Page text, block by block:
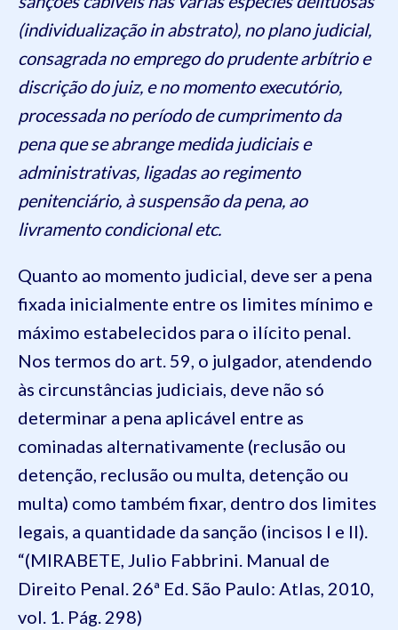
(individualização in abstrato), no plano judicial,
consagrada no emprego do prudente arbítrio e
discrição do juiz, e no momento executório,
processada no período de cumprimento da
pena que se abrange medida judiciais e
administrativas, ligadas ao regimento
penitenciário, à suspensão da pena, ao
livramento condicional etc.
Quanto ao momento judicial, deve ser a pena
fixada inicialmente entre os limites mínimo e
máximo estabelecidos para o ilícito penal.
Nos termos do art. 59, o julgador, atendendo
às circunstâncias judiciais, deve não só
determinar a pena aplicável entre as
cominadas alternativamente (reclusão ou
detenção, reclusão ou multa, detenção ou
multa) como também fixar, dentro dos limites
legais, a quantidade da sanção (incisos I e II).
“(MIRABETE, Julio Fabbrini. Manual de
Direito Penal. 26ª Ed. São Paulo: Atlas, 2010,
vol. 1. Pág. 298)